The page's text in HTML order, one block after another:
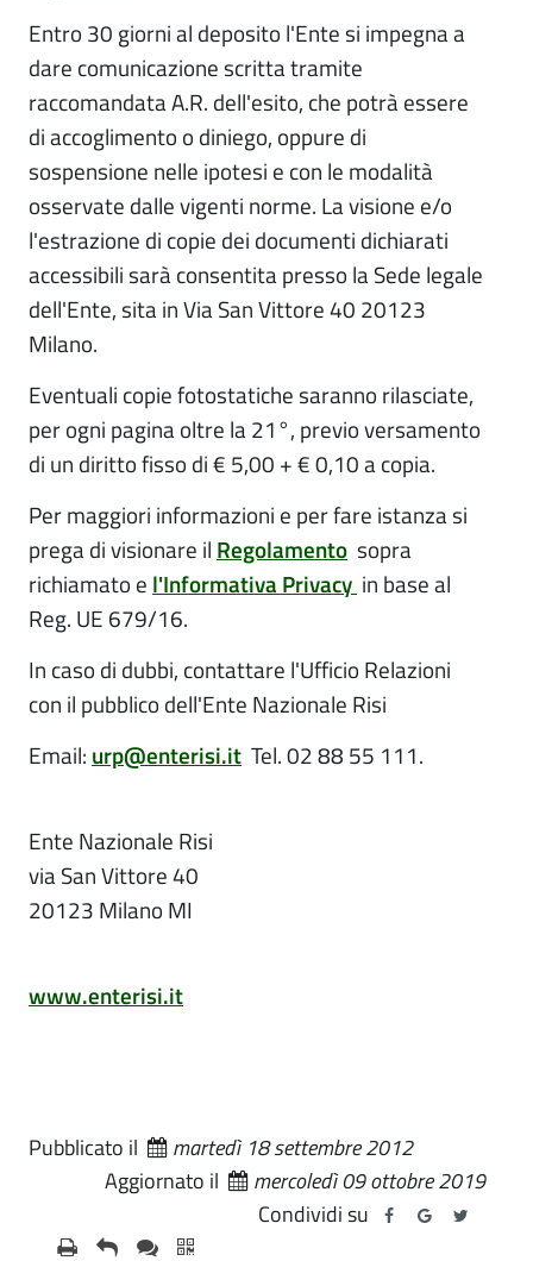
Entro 30 giorni al deposito l'Ente si impegna a
dare comunicazione scritta tramite
raccomandata A.R. dell'esito, che potrà essere
di accoglimento o diniego, oppure di
sospensione nelle ipotesi e con le modalità
osservate dalle vigenti norme. La visione e/o
l'estrazione di copie dei documenti dichiarati
accessibili sarà consentita presso la Sede legale
dell'Ente, sita in Via San Vittore 40 20123
Milano.
Eventuali copie fotostatiche saranno rilasciate,
per ogni pagina oltre la 21°, previo versamento
di un diritto fisso di € 5,00 + € 0,10 a copia.
Per maggiori informazioni e per fare istanza si
prega di visionare il Regolamento sopra
richiamato e l'Informativa Privacy in base al
Reg. UE 679/16.
In caso di dubbi, contattare l'Ufficio Relazioni
con il pubblico dell'Ente Nazionale Risi
Email: urp@enterisi.it Tel. 02 88 55 111.
Ente Nazionale Risi
via San Vittore 40
20123 Milano MI
www.enterisi.it
Pubblicato il
martedì 18 settembre 2012
Aggiornato il
mercoledì 09 ottobre 2019
Condividi su